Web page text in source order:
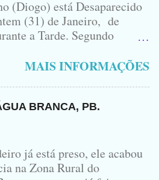
NO ACIDENTE UMA
NA FOTO VOCÊS
QUE TODAS...
(Diogo) está Desaparecido
(31) de Janeiro, de
a Tarde. Segundo
Karlota, aqui em
de dois Elementos. [83]9
- Se você souber de alguma
favor avisar através deste
ela tá Desesperada.
MAIS INFORMAÇÕES
BRANCA, PB.
já está preso, ele acabou
na Zona Rural do